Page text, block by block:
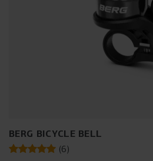
BERG BICYCLE BELL
(6)